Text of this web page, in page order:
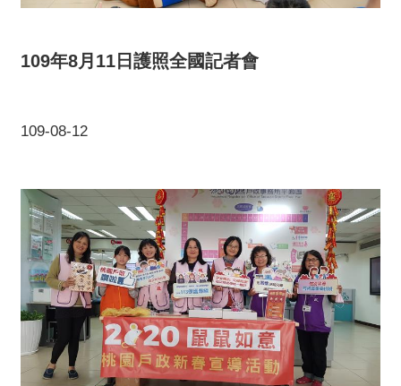
109年8月11日護照全國記者會
109-08-12